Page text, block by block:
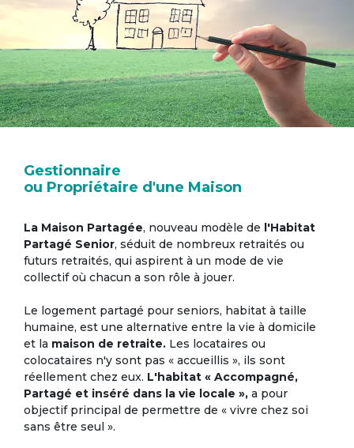
Gestionnaire
ou Propriétaire d'une Maison
La Maison Partagée, nouveau modèle de l'Habitat
Partagé Senior, séduit de nombreux retraités ou
futurs retraités, qui aspirent à un mode de vie
collectif où chacun a son rôle à jouer.
Le logement partagé pour seniors, habitat à taille
humaine, est une alternative entre la vie à domicile
et la maison de retraite. Les locataires ou
colocataires n'y sont pas « accueillis », ils sont
réellement chez eux. L'habitat « Accompagné,
Partagé et inséré dans la vie locale », a pour
objectif principal de permettre de « vivre chez soi
sans être seul ».